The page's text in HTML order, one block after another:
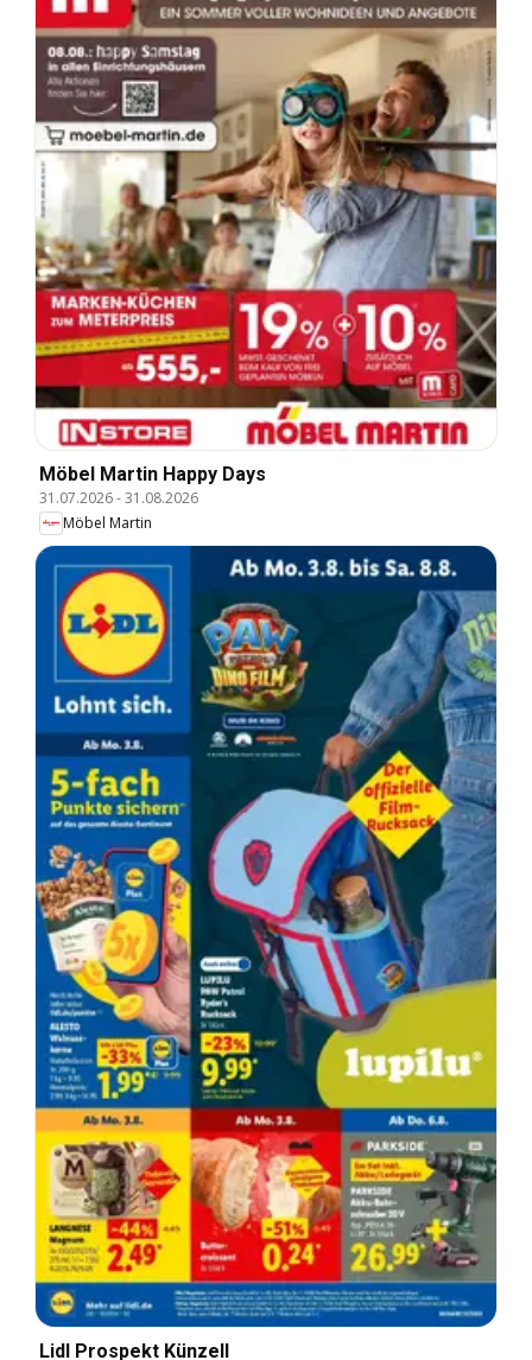
Möbel Martin Happy Days
31.07.2026-31.08.2026
Möbel Martin
Lidl Prospekt Künzell